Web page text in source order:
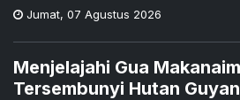
Jumat, 07 Agustus 2026
Menjelajahi Gua
Tersembunyi Hutan